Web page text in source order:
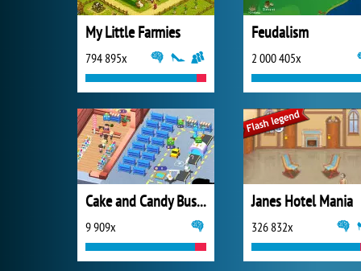
My Little Farmies
794 895x
Feudalism
2 000 405x
Cake and Candy Business Tycoon
9 909x
Janes Hotel Mania
326 832x